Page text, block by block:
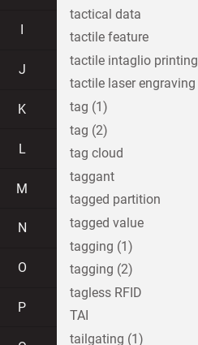
J
K
L
M
N
O
P
tactical data
tactile feature
tactile intaglio printing
tactile laser engraving
tag (1)
tag (2)
tag cloud
taggant
tagged partition
tagged value
tagging (1)
tagging (2)
tagless RFID
TAI
tailgating (1)